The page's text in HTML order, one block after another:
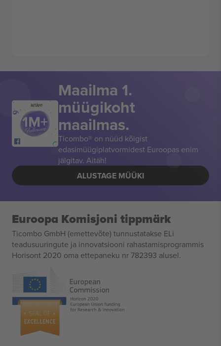
AITÄH!
Maailma 1.
müügikoht
maailmas.
Ticombo® on nüüd kõigist
edasimüügiplatvormidest Euroopas enim
jälgitav. Aitäh!
ALUSTAGE MÜÜKI
Euroopa Komisjoni tippmärk
Ticombo GmbH (emettevõte) tunnustatakse ELi
teadusuuringute ja innovatsiooni rahastamisprogrammis
Horisont 2020 oma ettepaneku nr 782393 alusel.